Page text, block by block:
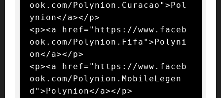
ook.com/Polynion.Curacao">Pol
ynion</a></p>
<p><a href="https://www.faceb
ook.com/Polynion.Fifa">Polyni
on</a></p>
<p><a href="https://www.faceb
ook.com/Polynion.MobileLegen
d">Polynion</a></p>